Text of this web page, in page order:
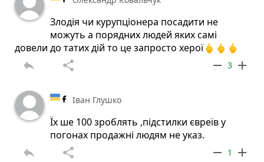
Злодія чи курупціонера посадити не
можуть а порядних людей яких самі
довели до татих дій то це запросто херої🖕🖕🖕
reply share remove 3 add
Іван Глушко
Їх ше 100 зроблять ,підстилки євреїв у
погонах продажні людям не указ.
reply share remove 1 add